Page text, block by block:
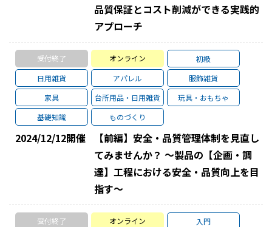
品質保証とコスト削減ができる実践的
アプローチ
受付終了 オンライン
初級
日用雑貨
アパレル
服飾雑貨
家具
台所用品・日用雑貨
玩具・おもちゃ
基礎知識
ものづくり
2024/12/12開催
【前編】安全・品質管理体制を見直し
てみませんか？ ～製品の【企画・調
達】工程における安全・品質向上を目
指す～
受付終了 オンライン
入門